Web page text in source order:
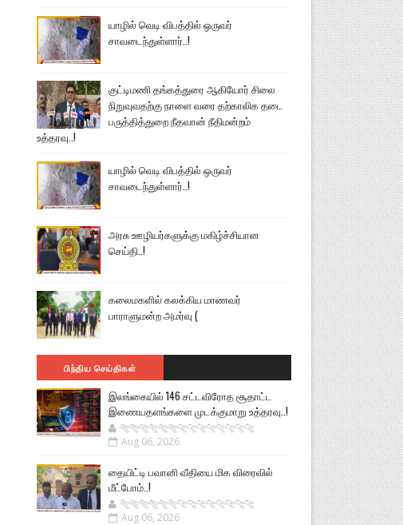
யாழில் வெடி விபத்தில் ஒருவர்
சாவடைந்துள்ளார்..!
குட்டிமணி தங்கத்துரை ஆகியோர் சிலை
நிறுவுவதற்கு நாளை வரை தற்காலிக தடை
பருத்தித்துறை நீதவான் நீதிமன்றம்
உத்தரவு..!
யாழில் வெடி விபத்தில் ஒருவர்
சாவடைந்துள்ளார்..!
அரசு ஊழியர்களுக்கு மகிழ்ச்சியான
செய்தி..!
கலைமகளில் கலக்கிய மாணவர்
பாராளுமன்ற அமர்வு (
பிந்திய செய்திகள்
இலங்கையில் 146 சட்டவிரோத சூதாட்ட
இணையதளங்களை முடக்குமாறு உத்தரவு..!
🐅🐅🐅🐅🐅🐅🐆🐆🐆🐆🐆🐆🐆🐆
Aug 06, 2026
தையிட்டி பவானி வீதியை மிக விரைவில்
மீட்போம்..!
🐅🐅🐅🐅🐅🐅🐆🐆🐆🐆🐆🐆🐆🐆
Aug 06, 2026